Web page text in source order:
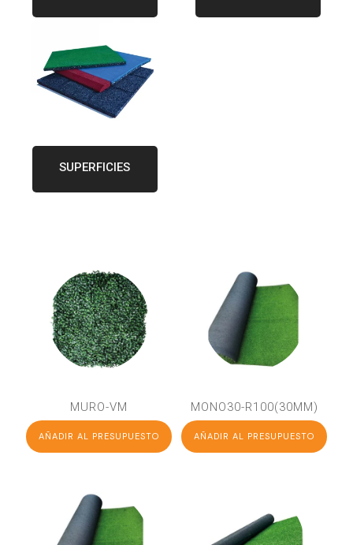
SUPERFICIES
MURO-VM
AÑADIR AL PRESUPUESTO
MONO30-R100(30MM)
AÑADIR AL PRESUPUESTO